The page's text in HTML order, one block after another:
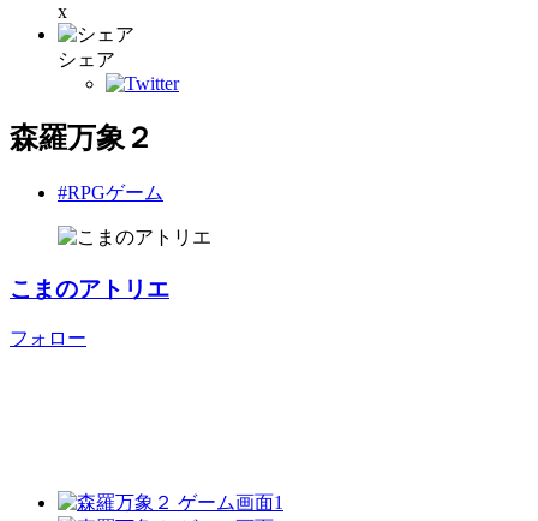
x
シェア
森羅万象２
#RPGゲーム
こまのアトリエ
フォロー